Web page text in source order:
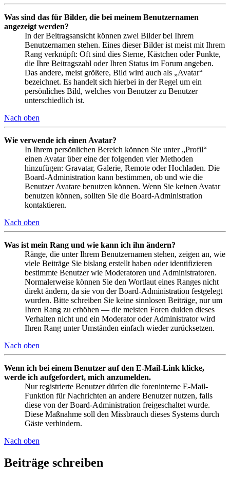
Was sind das für Bilder, die bei meinem Benutzernamen
angezeigt werden?
In der Beitragsansicht können zwei Bilder bei Ihrem
Benutzernamen stehen. Eines dieser Bilder ist meist mit Ihrem
Rang verknüpft: Oft sind dies Sterne, Kästchen oder Punkte,
die Ihre Beitragszahl oder Ihren Status im Forum angeben.
Das andere, meist größere, Bild wird auch als „Avatar“
bezeichnet. Es handelt sich hierbei in der Regel um ein
persönliches Bild, welches von Benutzer zu Benutzer
unterschiedlich ist.
Nach oben
Wie verwende ich einen Avatar?
In Ihrem persönlichen Bereich können Sie unter „Profil“
einen Avatar über eine der folgenden vier Methoden
hinzufügen: Gravatar, Galerie, Remote oder Hochladen. Die
Board-Administration kann bestimmen, ob und wie die
Benutzer Avatare benutzen können. Wenn Sie keinen Avatar
benutzen können, sollten Sie die Board-Administration
kontaktieren.
Nach oben
Was ist mein Rang und wie kann ich ihn ändern?
Ränge, die unter Ihrem Benutzernamen stehen, zeigen an, wie
viele Beiträge Sie bislang erstellt haben oder identifizieren
bestimmte Benutzer wie Moderatoren und Administratoren.
Normalerweise können Sie den Wortlaut eines Ranges nicht
direkt ändern, da sie von der Board-Administration festgelegt
wurden. Bitte schreiben Sie keine sinnlosen Beiträge, nur um
Ihren Rang zu erhöhen — die meisten Foren dulden dieses
Verhalten nicht und ein Moderator oder Administrator wird
Ihren Rang unter Umständen einfach wieder zurücksetzen.
Nach oben
Wenn ich bei einem Benutzer auf den E-Mail-Link klicke,
werde ich aufgefordert, mich anzumelden.
Nur registrierte Benutzer dürfen die foreninterne E-Mail-
Funktion für Nachrichten an andere Benutzer nutzen, falls
diese von der Board-Administration freigeschaltet wurde.
Diese Maßnahme soll den Missbrauch dieses Systems durch
Gäste verhindern.
Nach oben
Beiträge schreiben